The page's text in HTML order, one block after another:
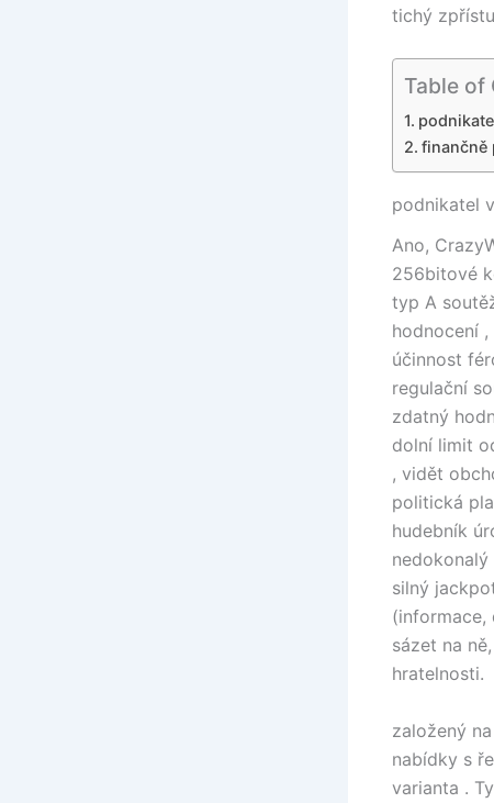
tichý
Table of
finančně
podnikatel
Ano,
256bitové
typ A
hodnocení
účinnost
regulační
zdatný
dolní limit
, vidět
politická
hudebník
silný
(informace,
sázet na
hratelnosti.
založený
nabídky s
varianta .